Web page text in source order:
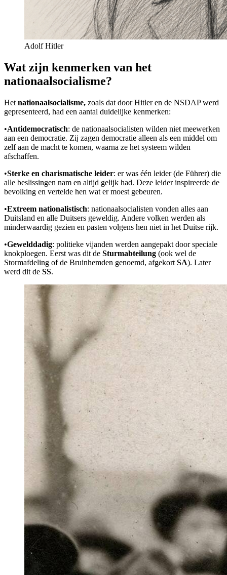
Adolf Hitler
Wat zijn kenmerken van het
nationaalsocialisme?
Het nationaalsocialisme, zoals dat door Hitler en de NSDAP werd
gepresenteerd, had een aantal duidelijke kenmerken:
•Antidemocratisch: de nationaalsocialisten wilden niet meewerken
aan een democratie. Zij zagen democratie alleen als een middel om
zelf aan de macht te komen, waarna ze het systeem wilden
afschaffen.
•Sterke en charismatische leider: er was één leider (de Führer) die
alle beslissingen nam en altijd gelijk had. Deze leider inspireerde de
bevolking en vertelde hen wat er moest gebeuren.
•Extreem nationalistisch: nationaalsocialisten vonden alles aan
Duitsland en alle Duitsers geweldig. Andere volken werden als
minderwaardig gezien en pasten volgens hen niet in het Duitse rijk.
•Gewelddadig: politieke vijanden werden aangepakt door speciale
knokploegen. Eerst was dit de Sturmabteilung (ook wel de
Stormafdeling of de Bruinhemden genoemd, afgekort SA). Later
werd dit de SS.